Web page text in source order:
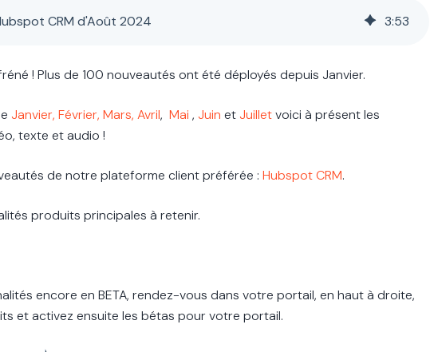
CRM d'Août 2024 3:53
! Plus de 100 nouveautés ont été déployés depuis Janvier.
Janvier, Février, Mars, Avril, Mai , Juin etJuilletvoici à présent les
texte et audio !
de notre plateforme client préférée : Hubspot CRM.
produits principales à retenir.
encore en BETA, rendez-vous dans votre portail, en haut à droite,
et activez ensuite les bétas pour votre portail.